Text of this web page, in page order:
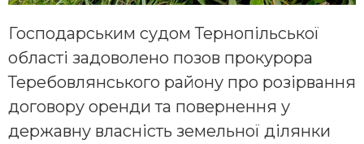
Господарським судом Тернопільської
області задоволено позов прокурора
Теребовлянського району про розірвання
договору оренди та повернення у
державну власність земельної ділянки